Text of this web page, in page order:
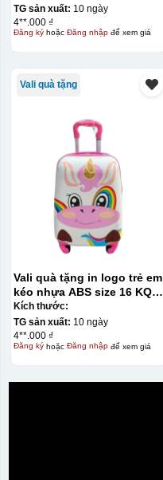
TG sản xuất: 10 ngày
4**.000 ₫
Đăng kýhoặc Đăng nhậpđể xem giá
Vali quà tặng
Vali quà tặng in logo trẻ em
kéo nhựa ABS size 16 KQ-
VL13
Kích thước:
TG sản xuất: 10 ngày
4**.000 ₫
Đăng kýhoặc Đăng nhậpđể xem giá